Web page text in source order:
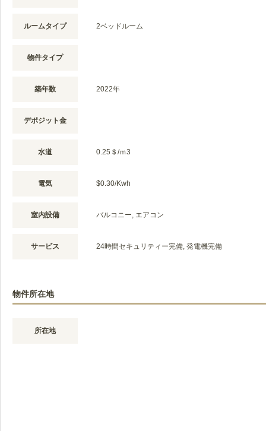
ルームタイプ 2ベッドルーム
物件タイプ
築年数 2022年
デポジット金
水道 0.25＄/ｍ3
電気 $0.30/Kwh
室内設備 バルコニー, エアコン
サービス 24時間セキュリティー完備, 発電機完備
物件所在地
所在地